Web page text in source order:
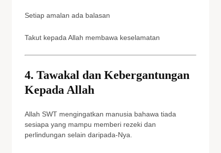
Setiap amalan ada balasan
Takut kepada Allah membawa keselamatan
4. Tawakal dan Kebergantungan
Kepada Allah
Allah SWT mengingatkan manusia bahawa tiada
sesiapa yang mampu memberi rezeki dan
perlindungan selain daripada-Nya.